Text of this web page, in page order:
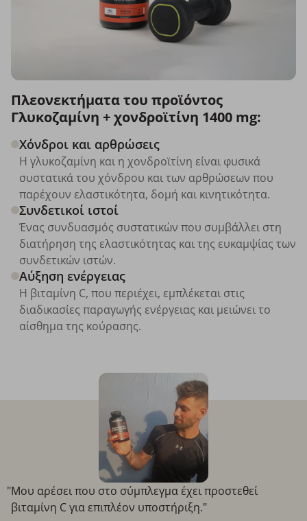
Πλεονεκτήματα του προϊόντος
Γλυκοζαμίνη + χονδροϊτίνη 1400 mg:
Χόνδροι και αρθρώσεις
Η γλυκοζαμίνη και η χονδροϊτίνη είναι φυσικά
συστατικά του χόνδρου και των αρθρώσεων που
παρέχουν ελαστικότητα, δομή και κινητικότητα.
Συνδετικοί ιστοί
Ένας συνδυασμός συστατικών που συμβάλλει στη
διατήρηση της ελαστικότητας και της ευκαμψίας των
συνδετικών ιστών.
Αύξηση ενέργειας
Η βιταμίνη C, που περιέχει, εμπλέκεται στις
διαδικασίες παραγωγής ενέργειας και μειώνει το
αίσθημα της κούρασης.
"Μου αρέσει που στο σύμπλεγμα έχει προστεθεί
βιταμίνη C για επιπλέον υποστήριξη."